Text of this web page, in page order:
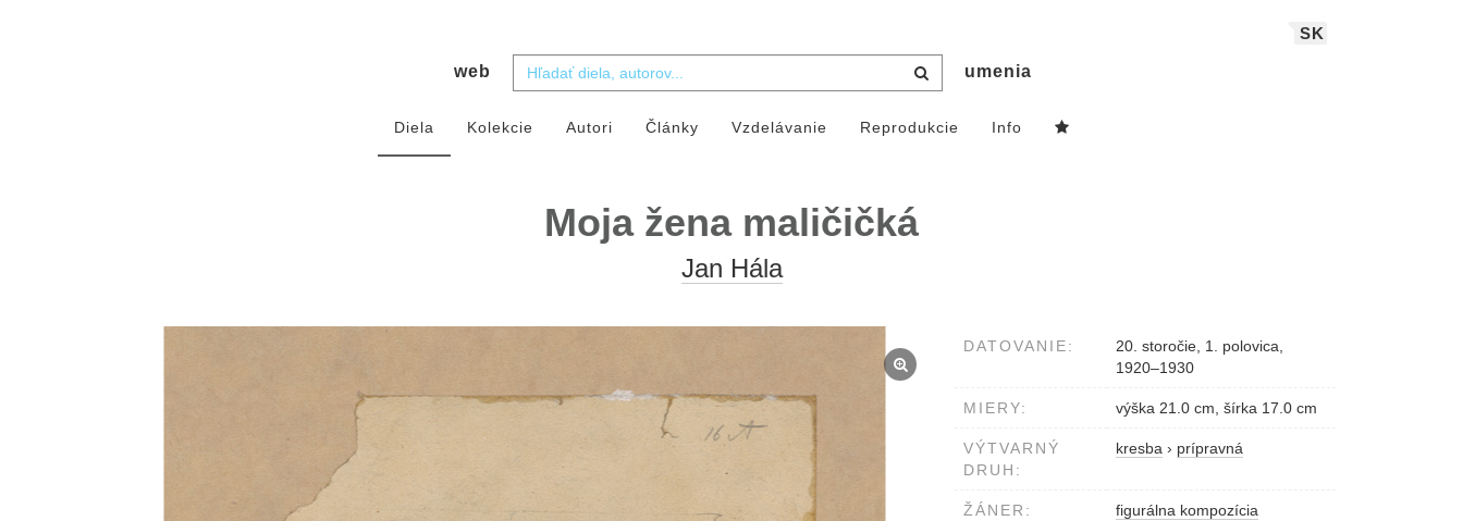
SK
web umenia
Diela Kolekcie Autori Články Vzdelávanie Reprodukcie Info
Moja žena maličičká
Jan Hála
DATOVANIE:
20. storočie, 1. polovica,
1920–1930
MIERY: výška 21.0 cm, šírka 17.0 cm
VÝTVARNÝ
DRUH:
kresba › prípravná
ŽÁNER: figurálna kompozícia